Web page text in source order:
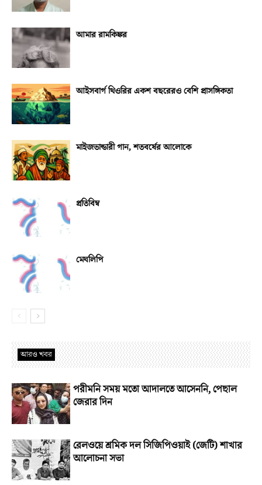
আমার রামকিঙ্কর
আইসবার্গ থিওরির একশ বছরেরও বেশি প্রাসঙ্গিকতা
মাইজভান্ডারী গান, শতবর্ষের আলোকে
প্রতিবিম্ব
মেঘলিপি
আরও খবর
পরীমনি সময় মতো আদালতে আসেননি, পেছাল
জেরার দিন
রেলওয়ে শ্রমিক দল সিজিপিওয়াই (জেটি) শাখার
আলোচনা সভা